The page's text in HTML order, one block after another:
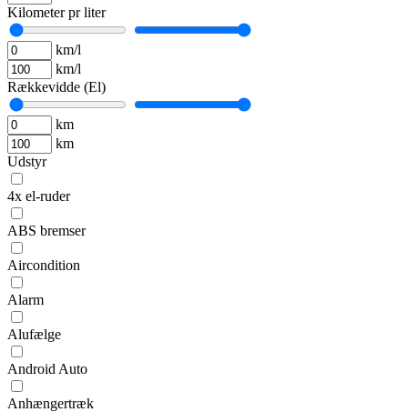
Kilometer pr liter
km/l
km/l
Rækkevidde (El)
km
km
Udstyr
4x el-ruder
ABS bremser
Aircondition
Alarm
Alufælge
Android Auto
Anhængertræk